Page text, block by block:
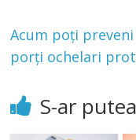
Acum poți
porți ochelari
S-ar